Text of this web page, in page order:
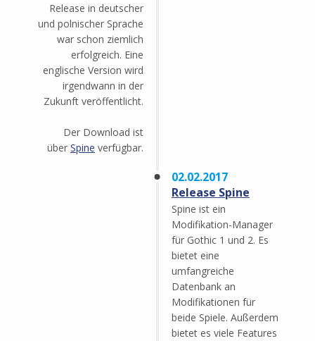
Release in deutscher
und polnischer Sprache
war schon ziemlich
erfolgreich. Eine
englische Version wird
irgendwann in der
Zukunft veröffentlicht.
Der Download ist
über Spine verfügbar.
02.02.2017
Release Spine
Spine ist ein
Modifikation-Manager
für Gothic 1 und 2. Es
bietet eine
umfangreiche
Datenbank an
Modifikationen für
beide Spiele. Außerdem
bietet es viele Features